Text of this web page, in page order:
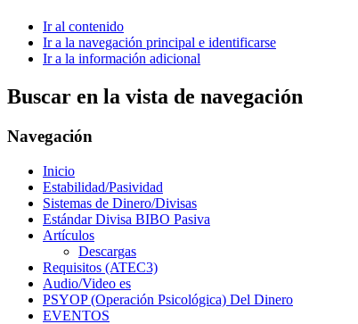
Ir al contenido
Ir a la navegación principal e identificarse
Ir a la información adicional
Buscar en la vista de navegación
Navegación
Inicio
Estabilidad/Pasividad
Sistemas de Dinero/Divisas
Estándar Divisa BIBO Pasiva
Artículos
Descargas
Requisitos (ATEC3)
Audio/Video es
PSYOP (Operación Psicológica) Del Dinero
EVENTOS